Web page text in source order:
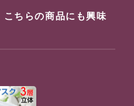
こちらの商品にも興味